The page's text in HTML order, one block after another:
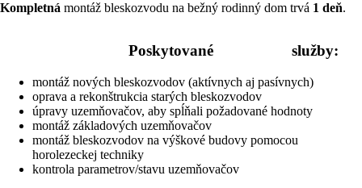
Kompletná montáž bleskozvodu na bežný rodinný dom trvá 1 deň.
Poskytované služby:
montáž nových bleskozvodov (aktívnych aj pasívnych)
oprava a rekonštrukcia starých bleskozvodov
úpravy uzemňovačov, aby spĺňali požadované hodnoty
montáž základových uzemňovačov
montáž bleskozvodov na výškové budovy pomocou
horolezeckej techniky
kontrola parametrov/stavu uzemňovačov